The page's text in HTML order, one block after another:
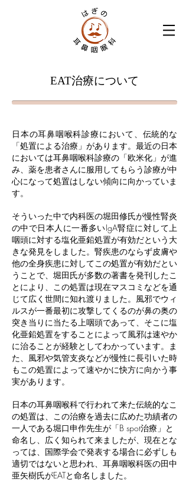
EAT治療について
日本の耳鼻咽喉科診療において、伝統的な
「処置による治療」があります。 最近の日本
においては耳鼻咽喉科診療の「欧米化」が進
み、薬を患者さんに服用してもらう診療が中
心になって処置はしない傾向に向かっていま
す。
そういった中で内科医の堀田修氏が慢性腎炎
の中で日本人に一番多いIgA腎症に対して上
咽頭に対する塩化亜鉛処置が有効だという大
きな発見をしました。 腎疾患のならず皮膚や
他の全身疾患に対してこの処置が有効だとい
うことで、堀田氏が多数の著書を発刊したこ
とにより、この処置は現在マスコミなどを通
じて広く世間に知れ渡りました。 風邪でウィ
ルスが一番最初に攻撃してくるのが鼻の奥の
突き当りに当たる上咽頭であって、そこに塩
化亜鉛処置をすることによって風邪は速やか
に治ることが経験としてわかっています。ま
た、風邪や気管支炎などが慢性に長引いた時
もこの処置によって速やかに快方に向かう事
実があります。
日本の耳鼻咽喉科で行われて来た伝統的なこ
の処置は、この治療を過去に広めた功績者の
一人である堀口申作先生が「B spot治療」と
命名し、広く知られて来ましたが、現在とな
っては、国際学会で発表する場合に必ずしも
適切ではないと思われ、耳鼻咽喉科医の田中
亜矢樹氏がEATと命名しました。